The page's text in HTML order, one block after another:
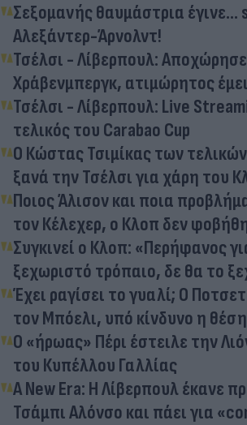
Σεξομανής θαυμάστρια
Αλεξάντερ-Άρνολντ!
Τσέλσι - Λίβερπουλ:
Χράβενμπεργκ, ατιμώρητος
Τσέλσι - Λίβερπουλ: Live
τελικός του Carabao Cup
Ο Κώστας Τσιμίκας των
ξανά την Τσέλσι για χάρη του
Ποιος Άλισον και ποια
τον Κέλεχερ, ο Κλοπ δεν
Συγκινεί ο Κλοπ: «Περήφανος
ξεχωριστό τρόπαιο, δε θα το
Έχει ραγίσει το γυαλί; Ο
τον Μπόελι, υπό κίνδυνο η
Ο «ήρωας» Πέρι έστειλε την
του Κυπέλλου Γαλλίας
A New Era: Η Λίβερπουλ έκανε
Τσάμπι Αλόνσο και πάει για